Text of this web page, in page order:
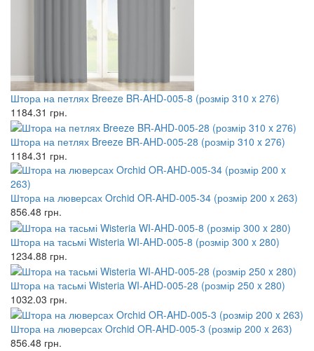
Штора на петлях Breeze BR-AHD-005-8 (розмір 310 x 276)
1184.31 грн.
Штора на петлях Breeze BR-AHD-005-28 (розмір 310 x 276)
1184.31 грн.
Штора на люверсах Orchid OR-AHD-005-34 (розмір 200 x 263)
856.48 грн.
Штора на тасьмі Wisteria WI-AHD-005-8 (розмір 300 x 280)
1234.88 грн.
Штора на тасьмі Wisteria WI-AHD-005-28 (розмір 250 x 280)
1032.03 грн.
Штора на люверсах Orchid OR-AHD-005-3 (розмір 200 x 263)
856.48 грн.